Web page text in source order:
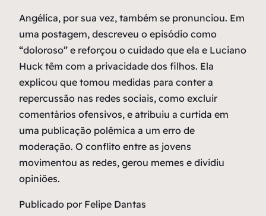
Angélica, por sua vez, também se pronunciou. Em
uma postagem, descreveu o episódio como
“doloroso” e reforçou o cuidado que ela e Luciano
Huck têm com a privacidade dos filhos. Ela
explicou que tomou medidas para conter a
repercussão nas redes sociais, como excluir
comentários ofensivos, e atribuiu a curtida em
uma publicação polêmica a um erro de
moderação. O conflito entre as jovens
movimentou as redes, gerou memes e dividiu
opiniões.
Publicado por Felipe Dantas